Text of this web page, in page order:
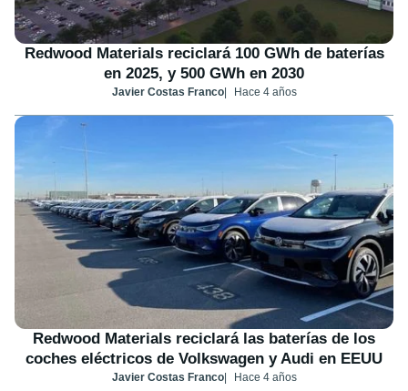
Redwood Materials reciclará 100 GWh de baterías
en 2025, y 500 GWh en 2030
Javier Costas Franco Hace 4 años
Redwood Materials reciclará las baterías de los
coches eléctricos de Volkswagen y Audi en EEUU
Javier Costas Franco Hace 4 años